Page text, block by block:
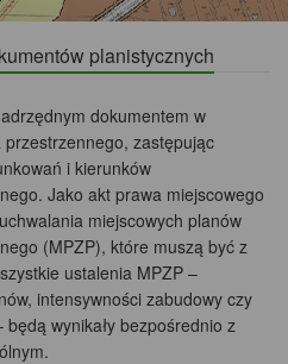
planistycznych
dokumentem w
zastępując
i kierunków
Jako akt prawa miejscowego
miejscowych planów
(MPZP), które muszą być z
ustalenia MPZP –
intensywności zabudowy czy
wynikały bezpośrednio z